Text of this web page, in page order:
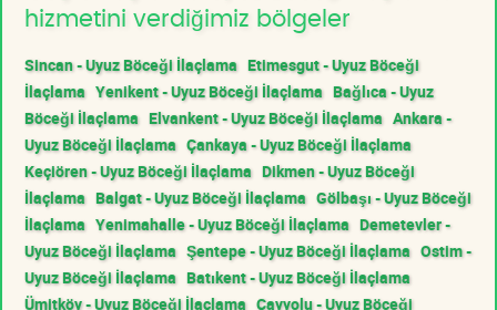
hizmetini verdiğimiz bölgeler
Sincan - Uyuz Böceği İlaçlama Etimesgut - Uyuz Böceği
İlaçlama Yenikent - Uyuz Böceği İlaçlama Bağlıca - Uyuz
Böceği İlaçlama Elvankent - Uyuz Böceği İlaçlama Ankara -
Uyuz Böceği İlaçlama Çankaya - Uyuz Böceği İlaçlama
Keçiören - Uyuz Böceği İlaçlama Dikmen - Uyuz Böceği
İlaçlama Balgat - Uyuz Böceği İlaçlama Gölbaşı - Uyuz Böceği
İlaçlama Yenimahalle - Uyuz Böceği İlaçlama Demetevler -
Uyuz Böceği İlaçlama Şentepe - Uyuz Böceği İlaçlama Ostim -
Uyuz Böceği İlaçlama Batıkent - Uyuz Böceği İlaçlama
Ümitköy - Uyuz Böceği İlaçlama Çayyolu - Uyuz Böceği